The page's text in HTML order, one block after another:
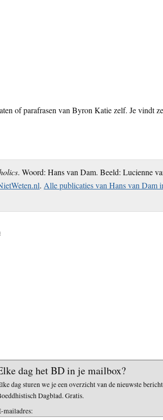
of parafrasen van Byron Katie zelf. Je vindt
. Woord: Hans van Dam. Beeld: Lucienne
.Alle publicaties van Hans van Dam
dag het BD in je mailbox?
dag sturen we je een overzicht van de nieuwste
Dagblad. Gratis.
mailadres: